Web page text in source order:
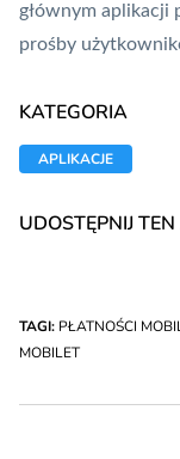
głównym aplikacji
prośby
KATEGORIA
APLIKACJE
UDOSTĘPNIJ
TAGI: PŁATNOŚCI
MOBILET